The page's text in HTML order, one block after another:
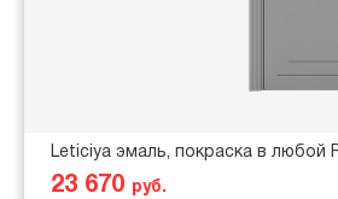
Leticiya эмаль, покраска в любой
23 670 руб.